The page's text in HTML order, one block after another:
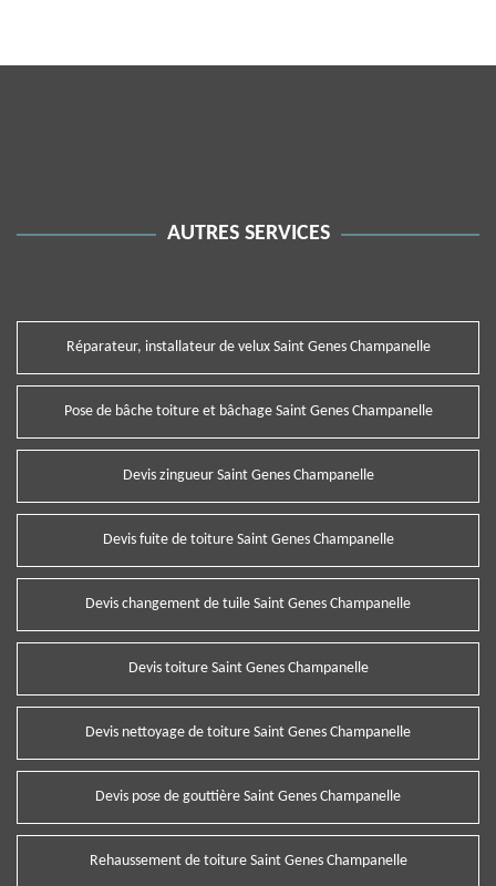
AUTRES SERVICES
Réparateur, installateur de velux Saint Genes Champanelle
Pose de bâche toiture et bâchage Saint Genes Champanelle
Devis zingueur Saint Genes Champanelle
Devis fuite de toiture Saint Genes Champanelle
Devis changement de tuile Saint Genes Champanelle
Devis toiture Saint Genes Champanelle
Devis nettoyage de toiture Saint Genes Champanelle
Devis pose de gouttière Saint Genes Champanelle
Rehaussement de toiture Saint Genes Champanelle